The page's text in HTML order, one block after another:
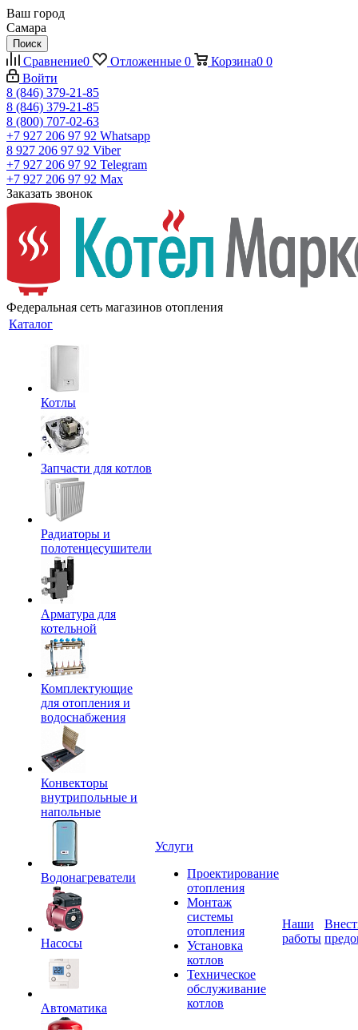
Ваш город
Самара
Поиск
Сравнение0 Отложенные 0 Корзина0 0
Войти
8 (846) 379-21-85
8 (846) 379-21-85
8 (800) 707-02-63
+7 927 206 97 92 Whatsapp
8 927 206 97 92 Viber
+7 927 206 97 92 Telegram
+7 927 206 97 92 Max
Заказать звонок
Федеральная сеть магазинов отопления
Каталог
Котлы
Запчасти для котлов
Радиаторы и
полотенцесушители
Арматура для
котельной
Комплектующие
для отопления и
водоснабжения
Конвекторы
внутрипольные и
напольные
Водонагреватели
Насосы
Автоматика
Услуги
Проектирование
отопления
Монтаж
системы
отопления
Установка
котлов
Техническое
обслуживание
котлов
Наши
работы